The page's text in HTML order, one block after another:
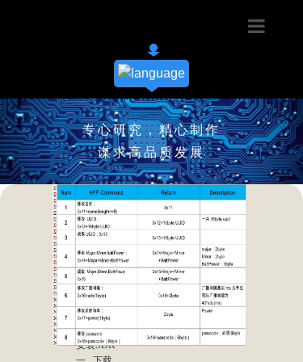
首页
产品展示
应用方案
新闻资讯
资料下载
关于瑞迪莱
联系我们
专心研究，精心制作
谋求高品质发展
Android SDK
欢迎使用瑞迪莱蓝牙标签，本质上
它们是一种基于蓝牙4.0,4.2,5.0带有
iBeacon功能的蓝牙设备。
目前我们的 Android SDK，主要提
供以下功能：
1. 扫描周围的iBeacon
2. 修改beacon参数
3. 读取beacon uuid major minor 1 m
rssi
安装SDK
您可以从下面地址下载最新的
Android SDK
下载
注意此SDK只能连接特定的服务
uuid（参见协议），用户可根据
自己的需要修改。
二． 协议
Service UUID：00001803-494c-
4f47-4943-544543480000
三 . 使用
1) 扫描设备
2) 在回调方法里面获取设备信息
3) 获取蓝牙设备名称,蓝牙地址
更多内容请下载SDK查看示例程序.